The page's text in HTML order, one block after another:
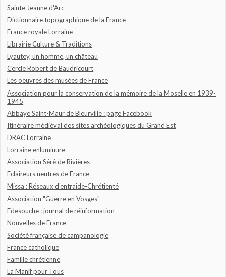
Sainte Jeanne d'Arc
Dictionnaire topographique de la France
France royale Lorraine
Librairie Culture & Traditions
Lyautey, un homme, un château
Cercle Robert de Baudricourt
Les oeuvres des musées de France
Association pour la conservation de la mémoire de la Moselle en 1939-
1945
Abbaye Saint-Maur de Bleurville : page Facebook
Itinéraire médiéval des sites archéologiques du Grand Est
DRAC Lorraine
Lorraine enluminure
Association Séré de Rivières
Eclaireurs neutres de France
Missa : Réseaux d'entraide-Chrétienté
Association "Guerre en Vosges"
Fdesouche : journal de réinformation
Nouvelles de France
Société française de campanologie
France catholique
Famille chrétienne
La Manif pour Tous